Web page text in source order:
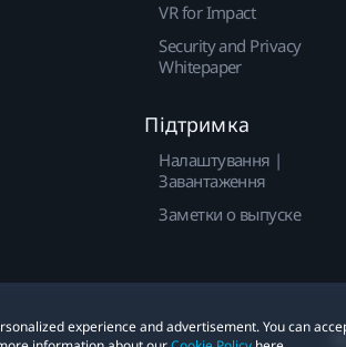
experience and advertisement. You can
VR for Impact
Security and Privacy
Whitepaper
Підтримка
Налаштування |
Завантаження
Заметки о выпуске